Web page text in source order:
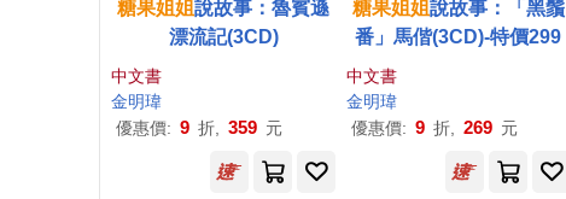
糖果姐姐說故事：魯賓遜
漂流記(3CD)
中文書
金明瑋
優惠價: 9 折, 359 元
糖果姐姐說故事：「黑鬚
番」馬偕(3CD)-特價299
中文書
金明瑋
優惠價: 9 折, 269 元